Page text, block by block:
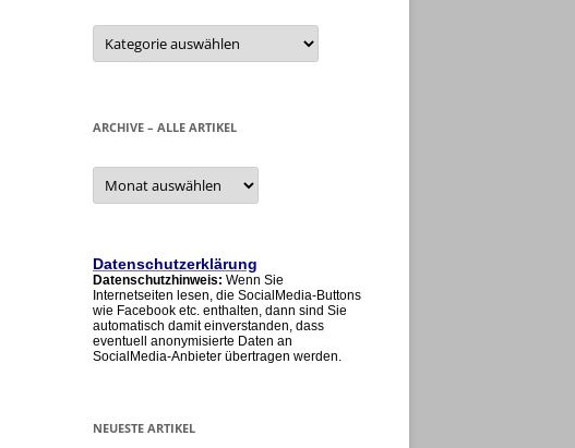
Kategorien
ARCHIVE – ALLE ARTIKEL
Archive
alle
Datenschutzerklärung
Datenschutzhinweis: Wenn Sie
Internetseiten lesen, die SocialMedia-Buttons
wie Facebook etc. enthalten, dann sind Sie
automatisch damit einverstanden, dass
eventuell anonymisierte Daten an
SocialMedia-Anbieter übertragen werden.
NEUESTE ARTIKEL